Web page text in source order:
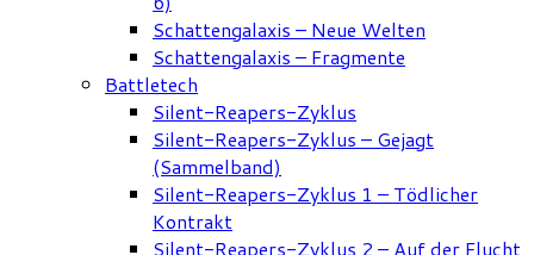
Schattengalaxis – Neue Welten
Schattengalaxis – Fragmente
Battletech
Silent-Reapers-Zyklus
Silent-Reapers-Zyklus – Gejagt
(Sammelband)
Silent-Reapers-Zyklus 1 – Tödlicher
Kontrakt
Silent-Reapers-Zyklus 2 – Auf der Flucht